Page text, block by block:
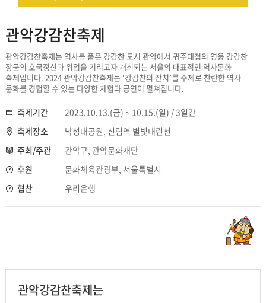
관악강감찬축제
관악강감찬축제는 역사를 품은 강감찬 도시 관악에서 귀주대첩의 영웅 강감찬
장군의 호국정신과 위업을 기리고자 개최되는 서울의 대표적인 역사문화
축제입니다. 2024 관악강감찬축제는 ‘강감찬의 잔치’를 주제로 찬란한 역사
문화를 경험할 수 있는 다양한 체험과 공연이 펼쳐집니다.
축제기간
2023.10.13.(금) ~ 10.15.(일) / 3일간
축제장소
낙성대공원, 신림역 별빛내린천
주최/주관
관악구, 관악문화재단
후원
문화체육관광부, 서울특별시
협찬
우리은행
관악강감찬축제는